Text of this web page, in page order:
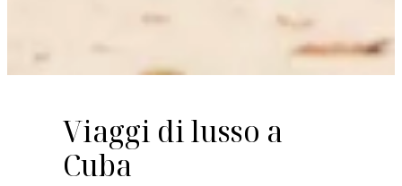
Viaggi di lusso a
Cuba